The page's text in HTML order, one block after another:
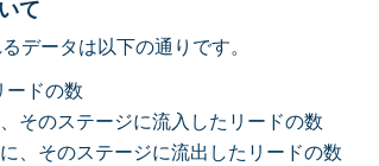
て
データは以下の通りです。
ードの数
そのステージに流入したリードの数
、そのステージに流出したリードの数